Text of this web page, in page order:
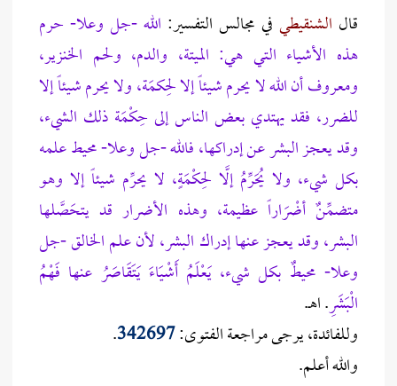
قال الشنقيطي في مجالس التفسير: الله -جل وعلا- حرم
هذه الأشياء التي هي: الميتة، والدم، ولحم الخنزير،
ومعروف أن الله لا يحرم شيئاً إلا لحِكمَة، ولا يحرم شيئاً إلا
للضرر، فقد يهتدي بعض الناس إلى حِكْمَة ذلك الشيء،
وقد يعجز البشر عن إدراكها، فالله -جل وعلا- محيط علمه
بكل شيء، ولا يُحَرِّمُ إلَّا لحِكْمَةٍ، لا يحرِّم شيئاً إلا وهو
متضمِّنٌ أضْرَاراً عظيمة، وهذه الأضرار قد يتحَصَّلها
البشر، وقد يعجز عنها إدراك البشر، لأن علم الخالق -جل
وعلا- محيطٌ بكل شيء، يَعْلَمُ أَشْيَاءَ يَتَقَاصَرُ عنها فَهْمُ
الْبَشَرِ. اهـ.
وللفائدة، يرجى مراجعة الفتوى:342697
.
والله أعلم.